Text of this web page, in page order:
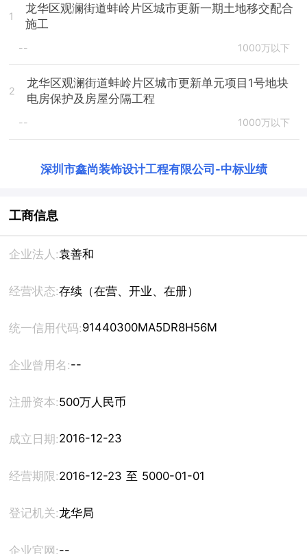
1
龙华区观澜街道蚌岭片区城市更新一期土地移交配合
施工
-- 1000万以下
2
龙华区观澜街道蚌岭片区城市更新单元项目1号地块
电房保护及房屋分隔工程
-- 1000万以下
深圳市鑫尚装饰设计工程有限公司 -中标业绩
工商信息
企业法人:袁善和
经营状态:存续（在营、开业、在册）
统一信用代码:91440300MA5DR8H56M
企业曾用名:--
注册资本:500万人民币
成立日期:2016-12-23
经营期限: 2016-12-23 至 5000-01-01
登记机关:龙华局
企业官网:--